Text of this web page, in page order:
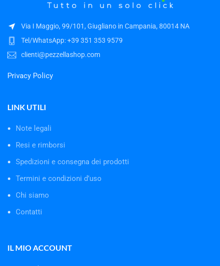
Via I Maggio, 99/101, Giugliano in Campania, 80014 NA
Tel/WhatsApp: +39 351 353 9579
clienti@pezzellashop.com
Privacy Policy
LINK UTILI
Note legali
Resi e rimborsi
Spedizioni e consegna dei prodotti
Termini e condizioni d’uso
Chi siamo
Contatti
IL MIO ACCOUNT